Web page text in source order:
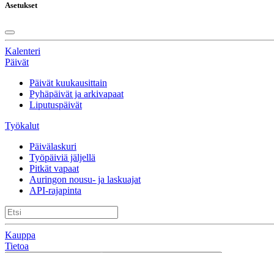
Asetukset
Kalenteri
Päivät
Päivät kuukausittain
Pyhäpäivät ja arkivapaat
Liputuspäivät
Työkalut
Päivälaskuri
Työpäiviä jäljellä
Pitkät vapaat
Auringon nousu- ja laskuajat
API-rajapinta
Kauppa
Tietoa